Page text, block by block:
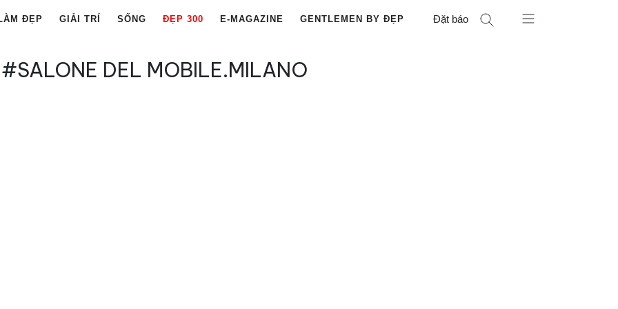
ĐẸP GIẢI TRÍ SỐNG ĐẸP 300 E-MAGAZINE GENTLEMEN BY ĐẸP Đặt báo
#SALONE DEL MOBILE.MILANO